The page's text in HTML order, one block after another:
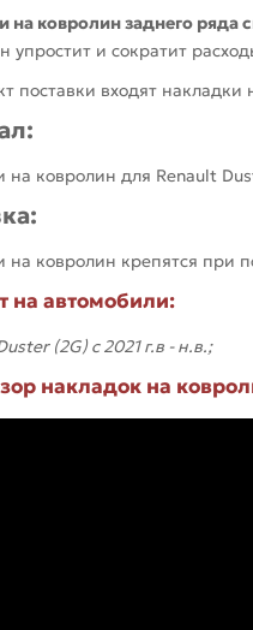
на ковролин заднего ряда
упростит и сократит
поставки входят накладки
ковролин для Renault
ковролин крепятся при
на автомобили:
(2G) с 2021 г.в - н.в.;
накладок на